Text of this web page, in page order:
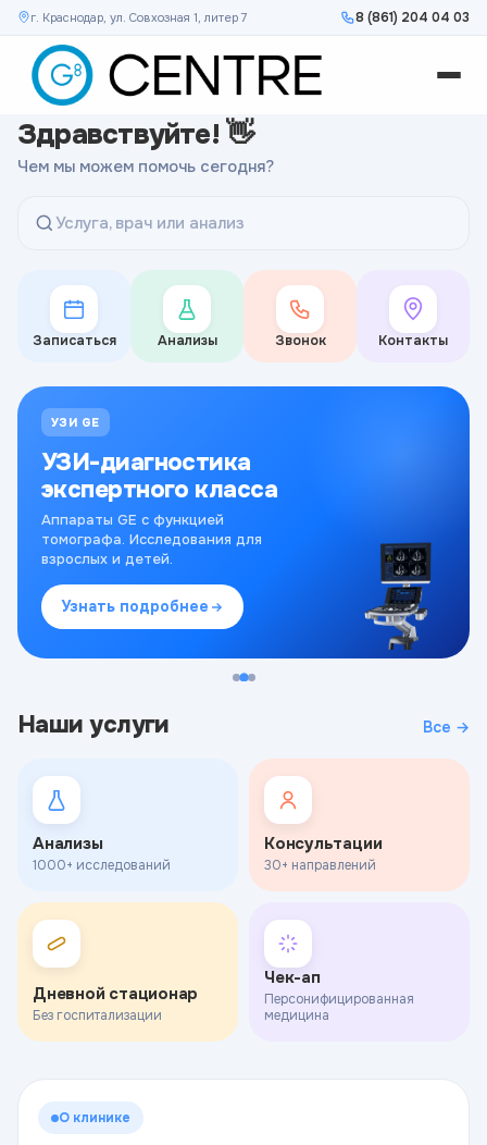
г. Краснодар, ул. Совхозная 1, литер 7 8 (861) 204 04 03
Здравствуйте! 👋
Чем мы можем помочь сегодня?
Услуга, врач или анализ
Записаться Анализы Звонок Контакты
УЗИ GE
УЗИ-диагностика
экспертного класса
Аппараты GE с функцией
томографа. Исследования для
взрослых и детей.
Узнать подробнее
Наши услуги Все →
Анализы
1000+ исследований
Консультации
30+ направлений
Дневной стационар
Без госпитализации
Чек-ап
Персонифицированная
медицина
О клинике